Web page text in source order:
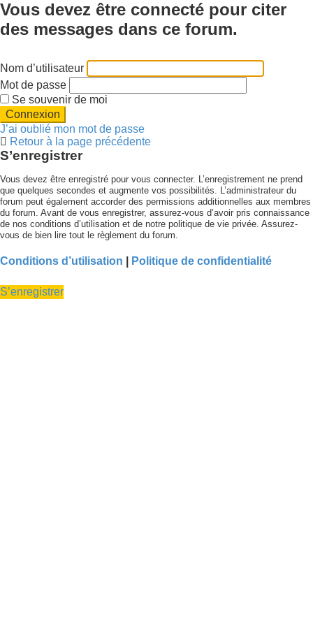
Vous devez être connecté pour citer
des messages dans ce forum.
Nom d’utilisateur
Mot de passe
Se souvenir de moi
J’ai oublié mon mot de passe
Retour à la page précédente
S’enregistrer
Vous devez être enregistré pour vous connecter. L’enregistrement ne prend
que quelques secondes et augmente vos possibilités. L’administrateur du
forum peut également accorder des permissions additionnelles aux membres
du forum. Avant de vous enregistrer, assurez-vous d’avoir pris connaissance
de nos conditions d’utilisation et de notre politique de vie privée. Assurez-
vous de bien lire tout le règlement du forum.
Conditions d’utilisation Politique de confidentialité
S’enregistrer